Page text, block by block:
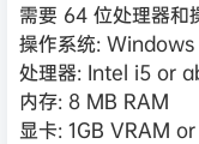
需要 64 位处理器和
操作系统: Windows
处理器: Intel i5 or
内存: 8 MB RAM
显卡: 1GB VRAM